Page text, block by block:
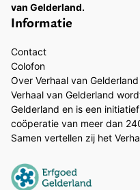
van Gelderland.
Informatie
Contact
Colofon
Over Verhaal van Gelderland
Verhaal van Gelderland
Gelderland en is een
coöperatie van meer dan
Samen vertellen zij het